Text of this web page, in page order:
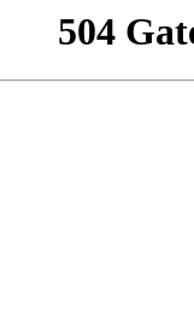
504